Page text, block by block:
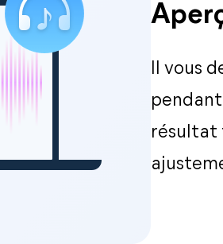
Il vous
résultat